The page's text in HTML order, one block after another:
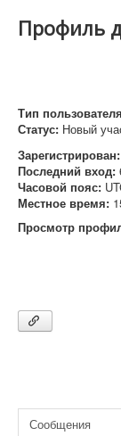
Профиль
Тип
Статус: Новый
Зарегистрирован:
Последний вход:
Часовой пояс:
Местное время:
Просмотр
Сообщения